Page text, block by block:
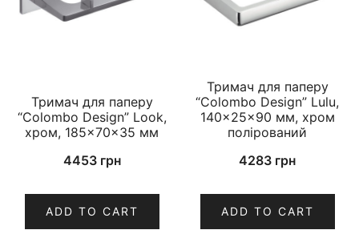
Тримач для паперу
“Colombo Design” Look,
хром, 185×70×35 мм
4453 грн
ADD TO CART
Тримач для паперу
“Colombo Design” Lulu,
140×25×90 мм, хром
полірований
4283 грн
ADD TO CART